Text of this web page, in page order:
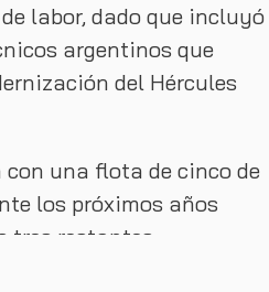
labor, dado que incluyó
argentinos que
del Hércules
con una flota de cinco de
los próximos años
tres restantes,